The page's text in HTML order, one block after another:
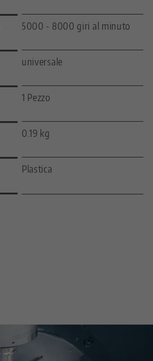
5000 - 8000 giri al minuto
universale
1 Pezzo
0.19 kg
Plastica